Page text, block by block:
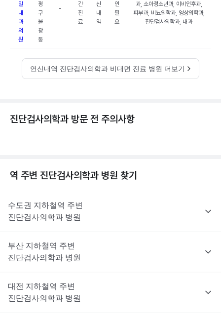
일
내
과
의
원
평
구
불
광
동
-
간
진
료
신
내
역
인
필
요
과, 소아청소년과, 이비인후과,
피부과, 비뇨의학과, 영상의학과,
진단검사의학과, 내과
연신내역 진단검사의학과 비대면 진료 병원 더보기
진단검사의학과 방문 전 주의사항
역 주변 진단검사의학과 병원 찾기
수도권 지하철역 주변
진단검사의학과 병원
부산 지하철역 주변
진단검사의학과 병원
대전 지하철역 주변
진단검사의학과 병원